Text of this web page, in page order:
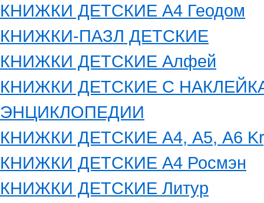
КНИЖКИ ДЕТСКИЕ А4 Геодом
КНИЖКИ-ПАЗЛ ДЕТСКИЕ
КНИЖКИ ДЕТСКИЕ Алфей
КНИЖКИ ДЕТСКИЕ С
ЭНЦИКЛОПЕДИИ
КНИЖКИ ДЕТСКИЕ А4, А5, А6
КНИЖКИ ДЕТСКИЕ А4 Росмэн
КНИЖКИ ДЕТСКИЕ Литур